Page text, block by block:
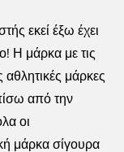
της μεσαίας
για τον σούπερ
κλασικό ποδοσφαιριστή.
εκεί έξω έχει
Η μάρκα με τις
αθλητικές μάρκες
από την
οι
μάρκα σίγουρα